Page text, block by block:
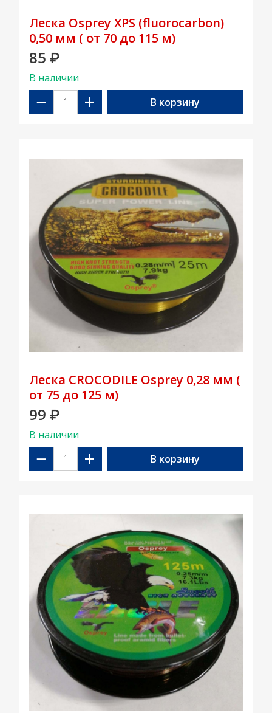
Леска Osprey XPS (fluorocarbon)
0,50 мм ( от 70 до 115 м)
85 ₽
В наличии
− + В корзину
Леска CROCODILE Osprey 0,28 мм (
от 75 до 125 м)
99 ₽
В наличии
− + В корзину